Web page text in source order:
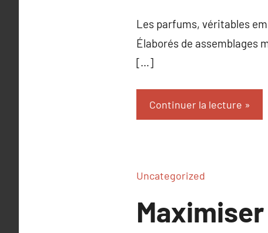
Les parfums, véritables
Élaborés de assemblages
[…]
Continuer la lecture
Uncategorized